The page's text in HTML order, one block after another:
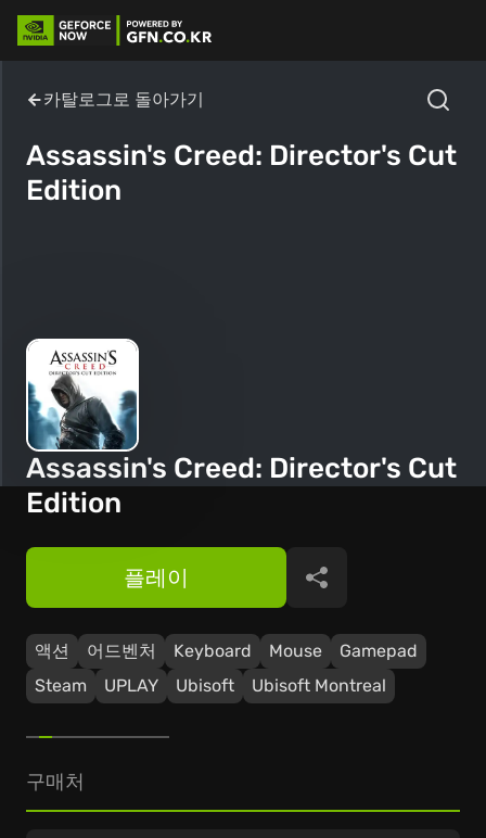
카탈로그로 돌아가기
Assassin's Creed: Director's Cut
Edition
Assassin's Creed: Director's Cut
Edition
액션 어드벤처 Keyboard Mouse
Gamepad
Steam
UPLAY Ubisoft Ubisoft Montreal
플레이 공유
구매처